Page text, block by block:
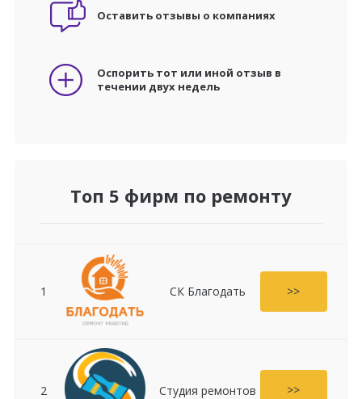
Оставить отзывы о компаниях
Оспорить тот или иной отзыв в
течении двух недель
Топ 5 фирм по ремонту
1 СК Благодать >>
2 Студия ремонтов >>